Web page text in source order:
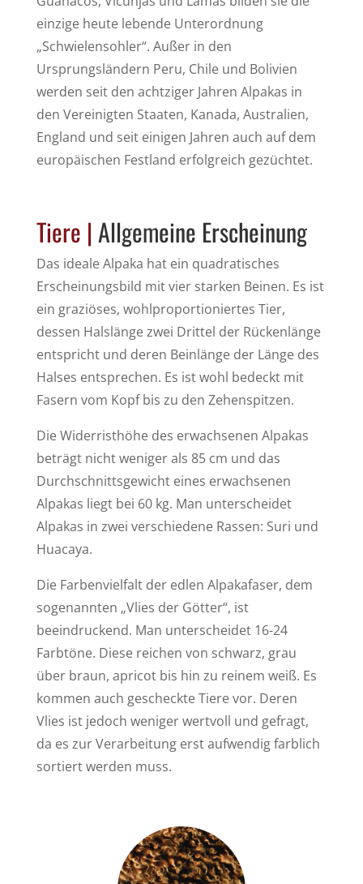
einzige heute lebende Unterordnung
„Schwielensohler“. Außer in den
Ursprungsländern Peru, Chile und Bolivien
werden seit den achtziger Jahren Alpakas in
den Vereinigten Staaten, Kanada, Australien,
England und seit einigen Jahren auch auf dem
europäischen Festland erfolgreich gezüchtet.
Tiere | Allgemeine Erscheinung
Das ideale Alpaka hat ein quadratisches
Erscheinungsbild mit vier starken Beinen. Es ist
ein graziöses, wohlproportioniertes Tier,
dessen Halslänge zwei Drittel der Rückenlänge
entspricht und deren Beinlänge der Länge des
Halses entsprechen. Es ist wohl bedeckt mit
Fasern vom Kopf bis zu den Zehenspitzen.
Die Widerristhöhe des erwachsenen Alpakas
beträgt nicht weniger als 85 cm und das
Durchschnittsgewicht eines erwachsenen
Alpakas liegt bei 60 kg. Man unterscheidet
Alpakas in zwei verschiedene Rassen: Suri und
Huacaya.
Die Farbenvielfalt der edlen Alpakafaser, dem
sogenannten „Vlies der Götter“, ist
beeindruckend. Man unterscheidet 16-24
Farbtöne. Diese reichen von schwarz, grau
über braun, apricot bis hin zu reinem weiß. Es
kommen auch gescheckte Tiere vor. Deren
Vlies ist jedoch weniger wertvoll und gefragt,
da es zur Verarbeitung erst aufwendig farblich
sortiert werden muss.